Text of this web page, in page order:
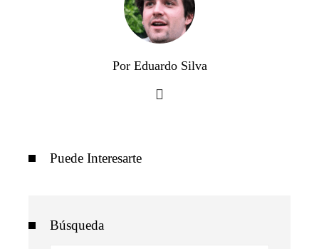
Por Eduardo Silva
Puede Interesarte
Búsqueda